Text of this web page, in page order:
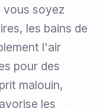
vous soyez
les bains de
l'air
pour des
malouin,
les